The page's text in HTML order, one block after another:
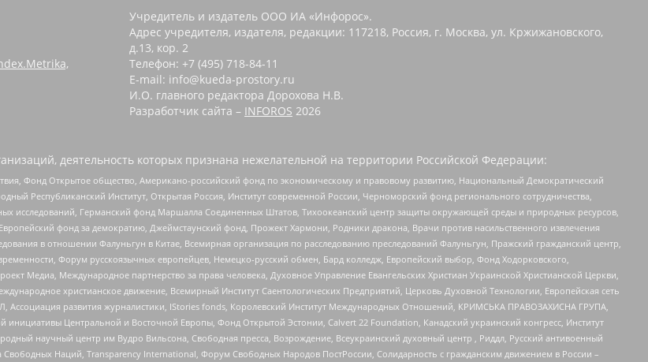
Учредитель и издатель ООО ИА «Инфорос».
Адрес учредителя, издателя, редакции: 117218, Россия, г. Москва, ул. Кржижановского,
д.13, кор. 2
Телефон: +7 (495) 718-84-11
E-mail: info@kueda-prostory.ru
И.О. главного редактора Дорохова Н.В.
Разработчик сайта – INFOROS 2026
деятельность которых признана нежелательной на территории Российской Федерации:
Фонд Открытое общество, Американо-российский фонд по экономическому и правовому развитию, Национальный Демократический
Республиканский Институт, Открытая Россия, Институт современной России, Черноморский фонд регионального сотрудничества,
исследований, Германский фонд Маршалла Соединенных Штатов, Тихоокеанский центр защиты окружающей среды и природных ресурсов,
фонд за демократию, Джеймстаунский фонд, Прожект Хармони, Родники дракона, Врачи против насильственного извлечения
в отношении Фалуньгун в Китае, Всемирная организация по расследованию преследований Фалуньгун, Пражский гражданский центр,
Форум русскоязычных европейцев, Немецко-русский обмен, Бард колледж, Европейский выбор, Фонд Ходорковского,
Медиа, Международное партнерство за права человека, Духовное Управление Евангельских Христиан Украинской Христианской Церкви,
христианское движение, Всемирный Институт Саентологических Предприятий, Церковь Духовной Технологии, Европейская сеть
развития журналистики, IStories fonds, Королевский Институт Международных Отношений, КРИМСЬКА ПРАВОЗАХИСНА ГРУПА,
Центральной и Восточной Европы, Фонд Открытой Эстонии, Calvert 22 Foundation, Канадский украинский конгресс, Институт
научный центр им Вудро Вильсона, Свободная пресса, Возрождение, Всеукраинский духовный центр , Риддл, Русский антивоенный
Наций, Transparеncy International, Форум Свободных Народов ПостРоссии, Солидарность с гражданским движением в России –